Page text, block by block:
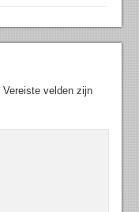
Vereiste velden zijn